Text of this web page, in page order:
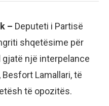
– Deputeti i Partisë
shqetësime për
një interpelance
Lamallari, të
të opozitës.